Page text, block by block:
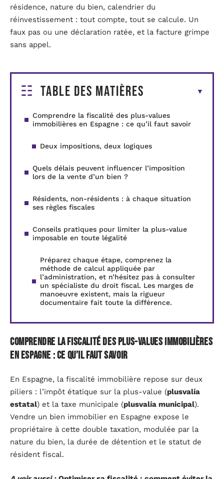
résidence, nature du bien, calendrier du
réinvestissement : tout compte, tout se calcule. Un
faux pas ou une déclaration ratée, et la facture grimpe
sans appel.
Table des matières
Comprendre la fiscalité des plus-values
immobilières en Espagne : ce qu’il faut savoir
Deux impositions, deux logiques
Quels délais peuvent influencer l’imposition
lors de la vente d’un bien ?
Résidents, non-résidents : à chaque situation
ses règles fiscales
Conseils pratiques pour limiter la plus-value
imposable en toute légalité
Préparez chaque étape, comprenez la
méthode de calcul appliquée par
l’administration, et n’hésitez pas à consulter
un spécialiste du droit fiscal. Les marges de
manoeuvre existent, mais la rigueur
documentaire fait toute la différence.
Comprendre la fiscalité des plus-values immobilières
en Espagne : ce qu’il faut savoir
En Espagne, la fiscalité immobilière repose sur deux
piliers : l’impôt étatique sur la plus-value (plusvalía
estatal) et la taxe municipale (plusvalía municipal).
Vendre un bien immobilier en Espagne expose le
propriétaire à cette double taxation, modulée par la
nature du bien, la durée de détention et le statut de
résident fiscal.